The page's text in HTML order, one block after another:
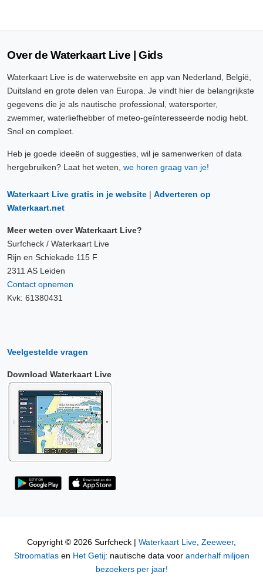
Over de Waterkaart Live | Gids
Waterkaart Live is de waterwebsite en app van Nederland, België,
Duitsland en grote delen van Europa. Je vindt hier de belangrijkste
gegevens die je als nautische professional, watersporter,
zwemmer, waterliefhebber of meteo-geïnteresseerde nodig hebt.
Snel en compleet.
Heb je goede ideeën of suggesties, wil je samenwerken of data
hergebruiken? Laat het weten, we horen graag van je!
Waterkaart Live gratis in je website | Adverteren op
Waterkaart.net
Meer weten over Waterkaart Live?
Surfcheck / Waterkaart Live
Rijn en Schiekade 115 F
2311 AS Leiden
Contact opnemen
Kvk: 61380431
Veelgestelde vragen
Download Waterkaart Live
Copyright © 2026 Surfcheck | Waterkaart Live, Zeeweer,
Stroomatlasen Het Getij: nautische data voor anderhalf miljoen
bezoekers per jaar!